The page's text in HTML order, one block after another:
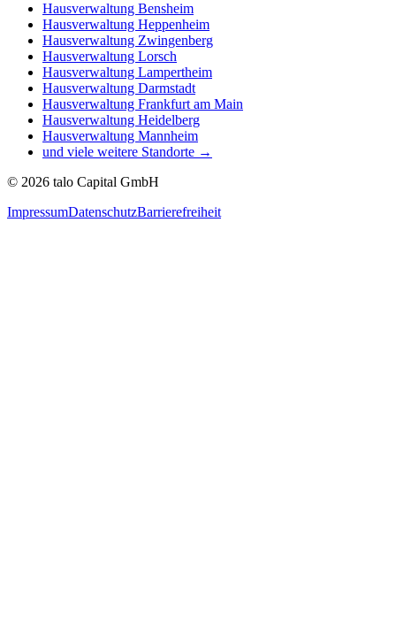
Hausverwaltung Bensheim
Hausverwaltung Heppenheim
Hausverwaltung Zwingenberg
Hausverwaltung Lorsch
Hausverwaltung Lampertheim
Hausverwaltung Darmstadt
Hausverwaltung Frankfurt am Main
Hausverwaltung Heidelberg
Hausverwaltung Mannheim
und viele weitere Standorte →
© 2026 talo Capital GmbH
ImpressumDatenschutzBarrierefreiheit